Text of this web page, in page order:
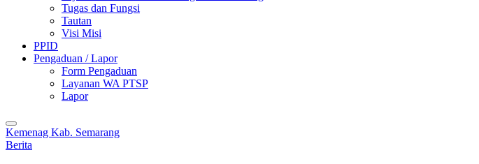
Tugas dan Fungsi
Tautan
Visi Misi
PPID
Pengaduan / Lapor
Form Pengaduan
Layanan WA PTSP
Lapor
Kemenag Kab. Semarang
Berita